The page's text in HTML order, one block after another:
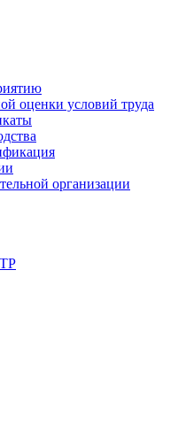
оценки условий труда
организации